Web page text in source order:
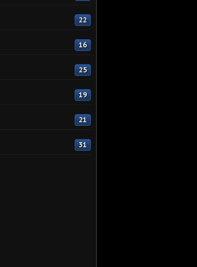
22
16
25
19
21
31